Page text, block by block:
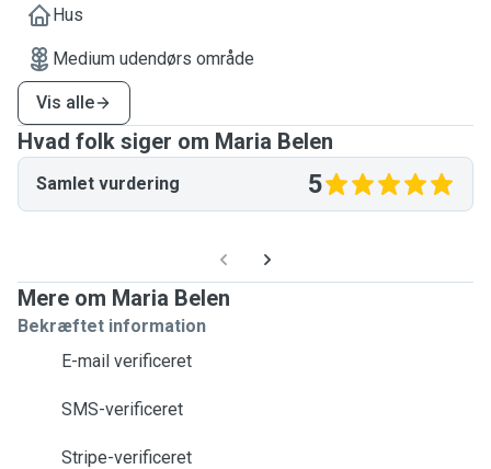
Hus
Medium udendørs område
Vis alle
Hvad folk siger om Maria Belen
Samlet vurdering 5
Mere om Maria Belen
Bekræftet information
E-mail verificeret
SMS-verificeret
Stripe-verificeret